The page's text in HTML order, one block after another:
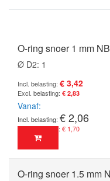
O-ring snoer 1 mm
Ø D2: 1
€ 3,42
€ 2,83
Vanaf
€ 2,06
€ 1,70
O-ring snoer 1.5 mm